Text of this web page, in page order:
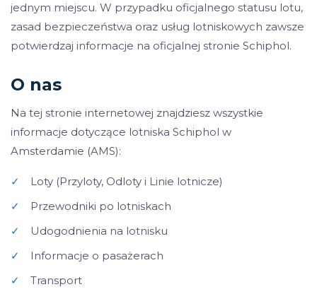
jednym miejscu. W przypadku oficjalnego statusu lotu,
zasad bezpieczeństwa oraz usług lotniskowych zawsze
potwierdzaj informacje na oficjalnej stronie Schiphol.
O nas
Na tej stronie internetowej znajdziesz wszystkie
informacje dotyczące lotniska Schiphol w
Amsterdamie (AMS):
✓
Loty (Przyloty, Odloty i Linie lotnicze)
✓
Przewodniki po lotniskach
✓
Udogodnienia na lotnisku
✓
Informacje o pasażerach
✓
Transport